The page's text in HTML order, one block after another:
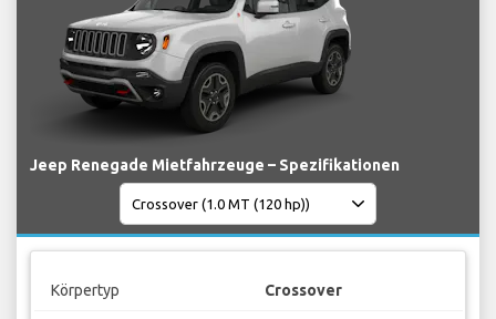
Jeep Renegade Mietfahrzeuge – Spezifikationen
Körpertyp Crossover